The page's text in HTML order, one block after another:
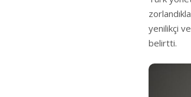
yenilikçi
belirtti.